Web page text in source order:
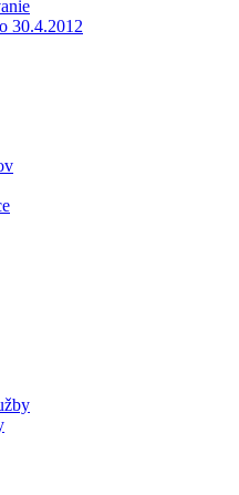
30.4.2012